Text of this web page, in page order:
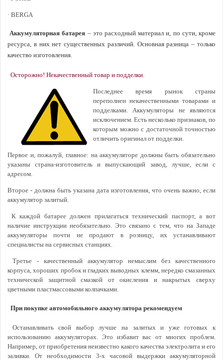
· BERGA
Аккумуляторная батарея – это расходный материал и, по сути, кроме
ресурса, в них нет существенных различий. Основная разница – только
качество изготовления.
Осторожно! Некачественный товар и подделки.
Последнее время рынок страны
переполнен некачественными товарами и
подделками. Аккумуляторы не являются
исключением. Есть несколько признаков, по
которым можно с достаточной точностью
отличить оригинал от подделки.
Первое и, пожалуй, главное: на аккумуляторе должны быть обязательно
указаны страна-изготовитель и выпускающий завод, лучше, если с
адресом.
Второе - должна быть указана дата изготовления, что очень важно, если
аккумулятор залитый.
К каждой батарее должен прилагаться технический паспорт, а вот
наличие инструкции необязательно. Это связано с тем, что на Западе
аккумуляторы почти не продают в розницу, их устанавливают
специалисты на сервисных станциях.
Третье - качественный аккумулятор немыслим без качественного
корпуса, хороших пробок и гладких выводных клемм, нередко смазанных
технической защитной смазкой от окисления и накрытых сверху
цветными пластмассовыми колпачками.
При покупке автомобильного аккумулятора рекомендуем
Останавливать свой выбор лучше на залитых и уже готовых к
использованию аккумуляторах. Это избавит вас от многих проблем.
Например, от приобретения неизвестно какого качества электролита и его
заливки. От необходимости 3-х часовой выдержки аккумуляторной